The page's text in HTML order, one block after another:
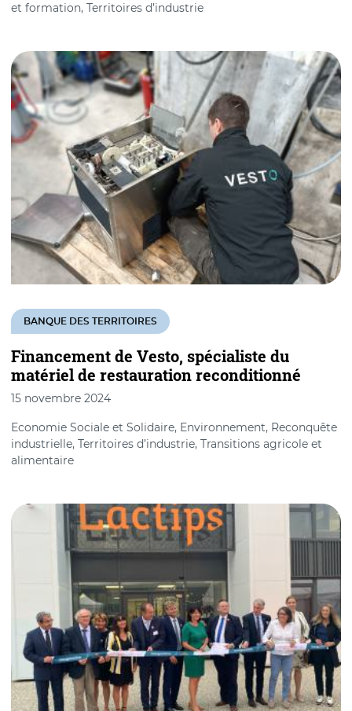
et formation, Territoires d’industrie
Financement de Vesto, spécialiste du
matériel de restauration reconditionné
BANQUE DES TERRITOIRES
15 novembre 2024
Economie Sociale et Solidaire, Environnement, Reconquête
industrielle, Territoires d’industrie, Transitions agricole et
alimentaire